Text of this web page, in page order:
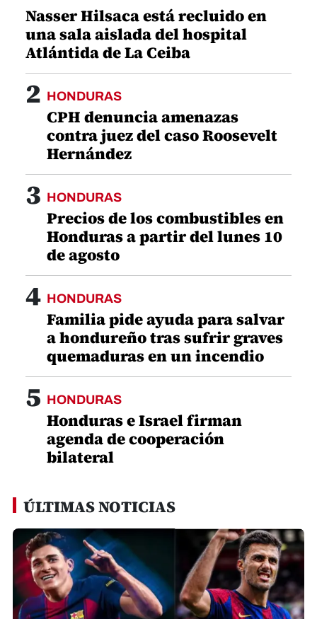
Nasser Hilsaca está recluido en
una sala aislada del hospital
Atlántida de La Ceiba
2 HONDURAS
CPH denuncia amenazas
contra juez del caso Roosevelt
Hernández
3 HONDURAS
Precios de los combustibles en
Honduras a partir del lunes 10
de agosto
4 HONDURAS
Familia pide ayuda para salvar
a hondureño tras sufrir graves
quemaduras en un incendio
5 HONDURAS
Honduras e Israel firman
agenda de cooperación
bilateral
ÚLTIMAS NOTICIAS